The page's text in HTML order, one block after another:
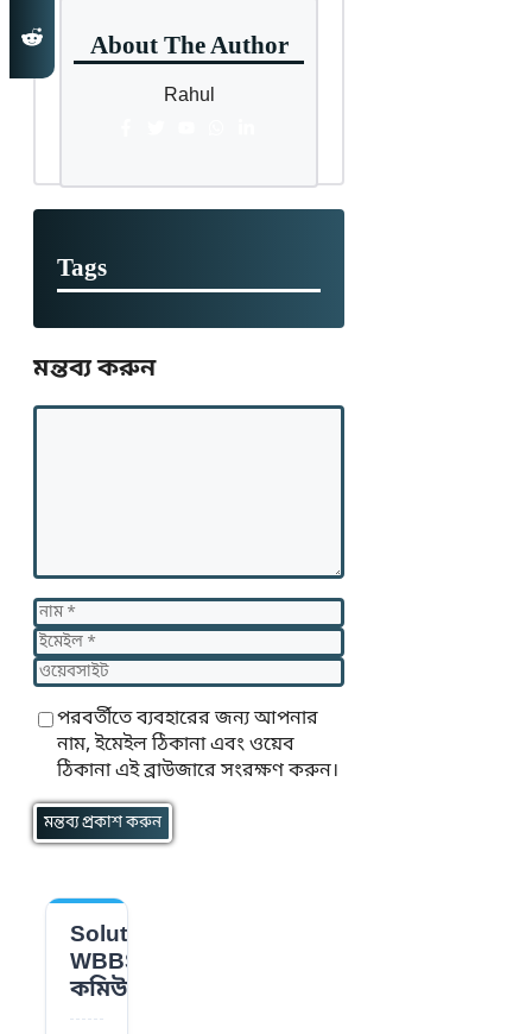
About The Author
Rahul
Tags
মন্তব্য করুন
মন্তব্য
নাম
ইমেইল
ওয়েবসাইট
পরবর্তীতে ব্যবহারের জন্য আপনার
নাম, ইমেইল ঠিকানা এবং ওয়েব
ঠিকানা এই ব্রাউজারে সংরক্ষণ করুন।
Solution
WBBSE
কমিউনিটি